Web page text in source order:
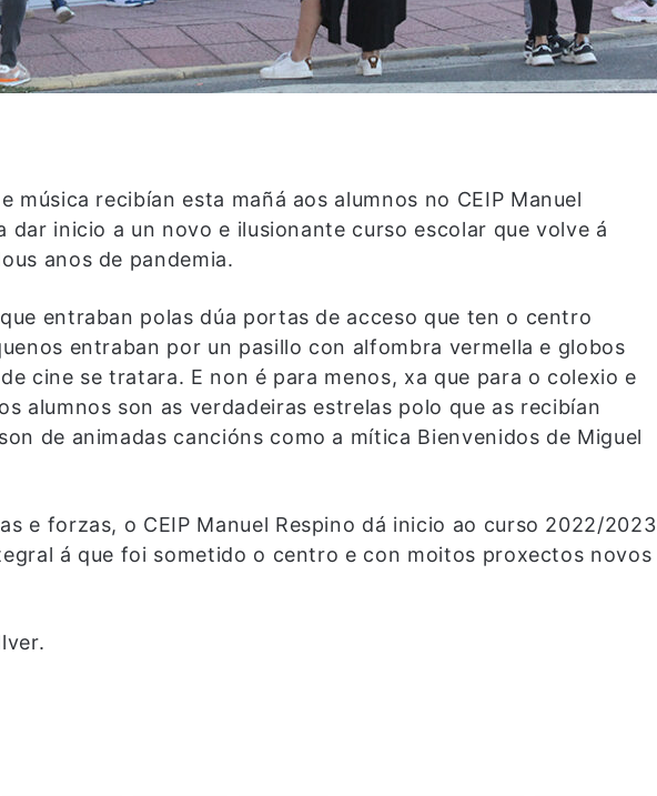
música recibían esta mañá aos alumnos no CEIP Manuel
dar inicio a un novo e ilusionante curso escolar que volve á
anos de pandemia.
entraban polas dúa portas de acceso que ten o centro
entraban por un pasillo con alfombra vermella e globos
cine se tratara. E non é para menos, xa que para o colexio e
alumnos son as verdadeiras estrelas polo que as recibían
de animadas cancións como a mítica Bienvenidos de Miguel
e forzas, o CEIP Manuel Respino dá inicio ao curso 2022/2023
á que foi sometido o centro e con moitos proxectos novos